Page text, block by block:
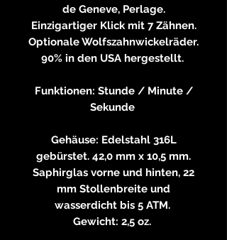
de Geneve, Perlage.
Einzigartiger Klick mit 7 Zähnen.
Optionale Wolfszahnwickelräder.
90% in den USA hergestellt.
Funktionen: Stunde / Minute /
Sekunde
Gehäuse: Edelstahl 316L
gebürstet. 42,0 mm x 10,5 mm.
Saphirglas vorne und hinten, 22
mm Stollenbreite und
wasserdicht bis 5 ATM.
Gewicht: 2,5 oz.